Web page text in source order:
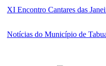
XI Encontro Cantares das
Notícias do Município de